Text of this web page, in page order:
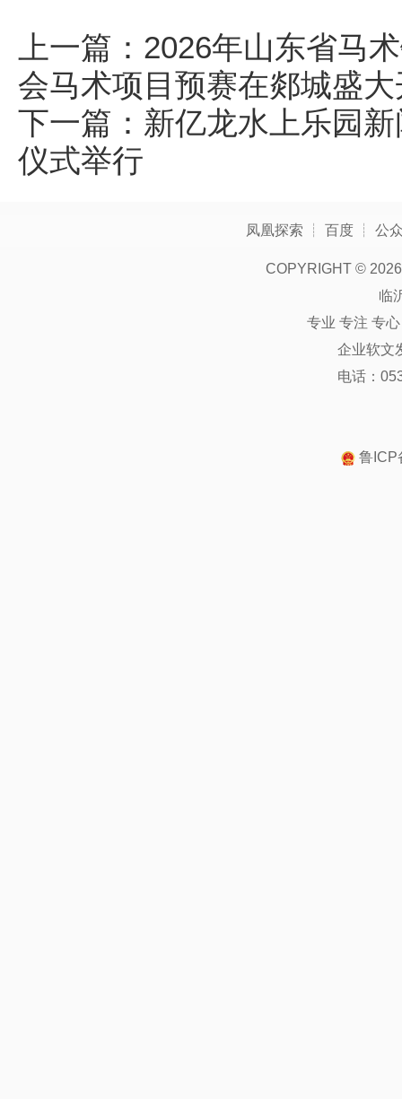
上一篇： 2026年山东省马
会马术项目预赛在郯城盛
下一篇： 新亿龙水上乐园
仪式举行
凤凰探索 ┊ 百度 ┊ 公
COPYRIGHT ©
临
专业 专注 专
企业软文
电话：
鲁ICP